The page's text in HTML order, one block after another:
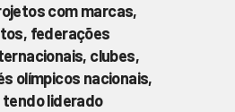
com marcas,
federações
clubes,
olímpicos nacionais,
liderado